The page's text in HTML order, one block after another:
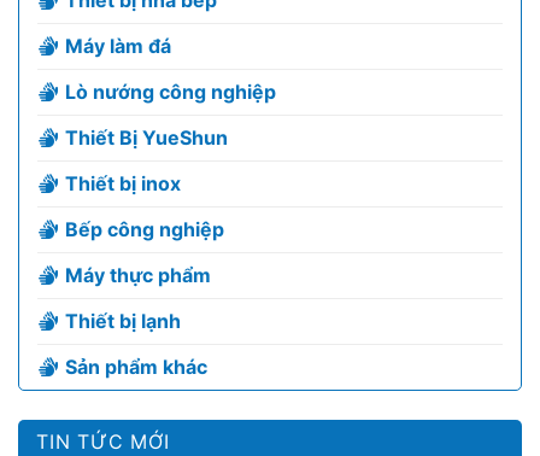
Máy làm đá
Lò nướng công nghiệp
Thiết Bị YueShun
Thiết bị inox
Bếp công nghiệp
Máy thực phẩm
Thiết bị lạnh
Sản phẩm khác
TIN TỨC MỚI